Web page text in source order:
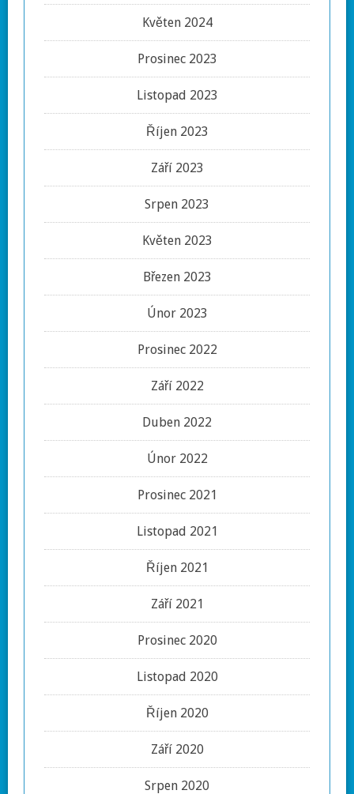
Květen 2024
Prosinec 2023
Listopad 2023
Říjen 2023
Září 2023
Srpen 2023
Květen 2023
Březen 2023
Únor 2023
Prosinec 2022
Září 2022
Duben 2022
Únor 2022
Prosinec 2021
Listopad 2021
Říjen 2021
Září 2021
Prosinec 2020
Listopad 2020
Říjen 2020
Září 2020
Srpen 2020